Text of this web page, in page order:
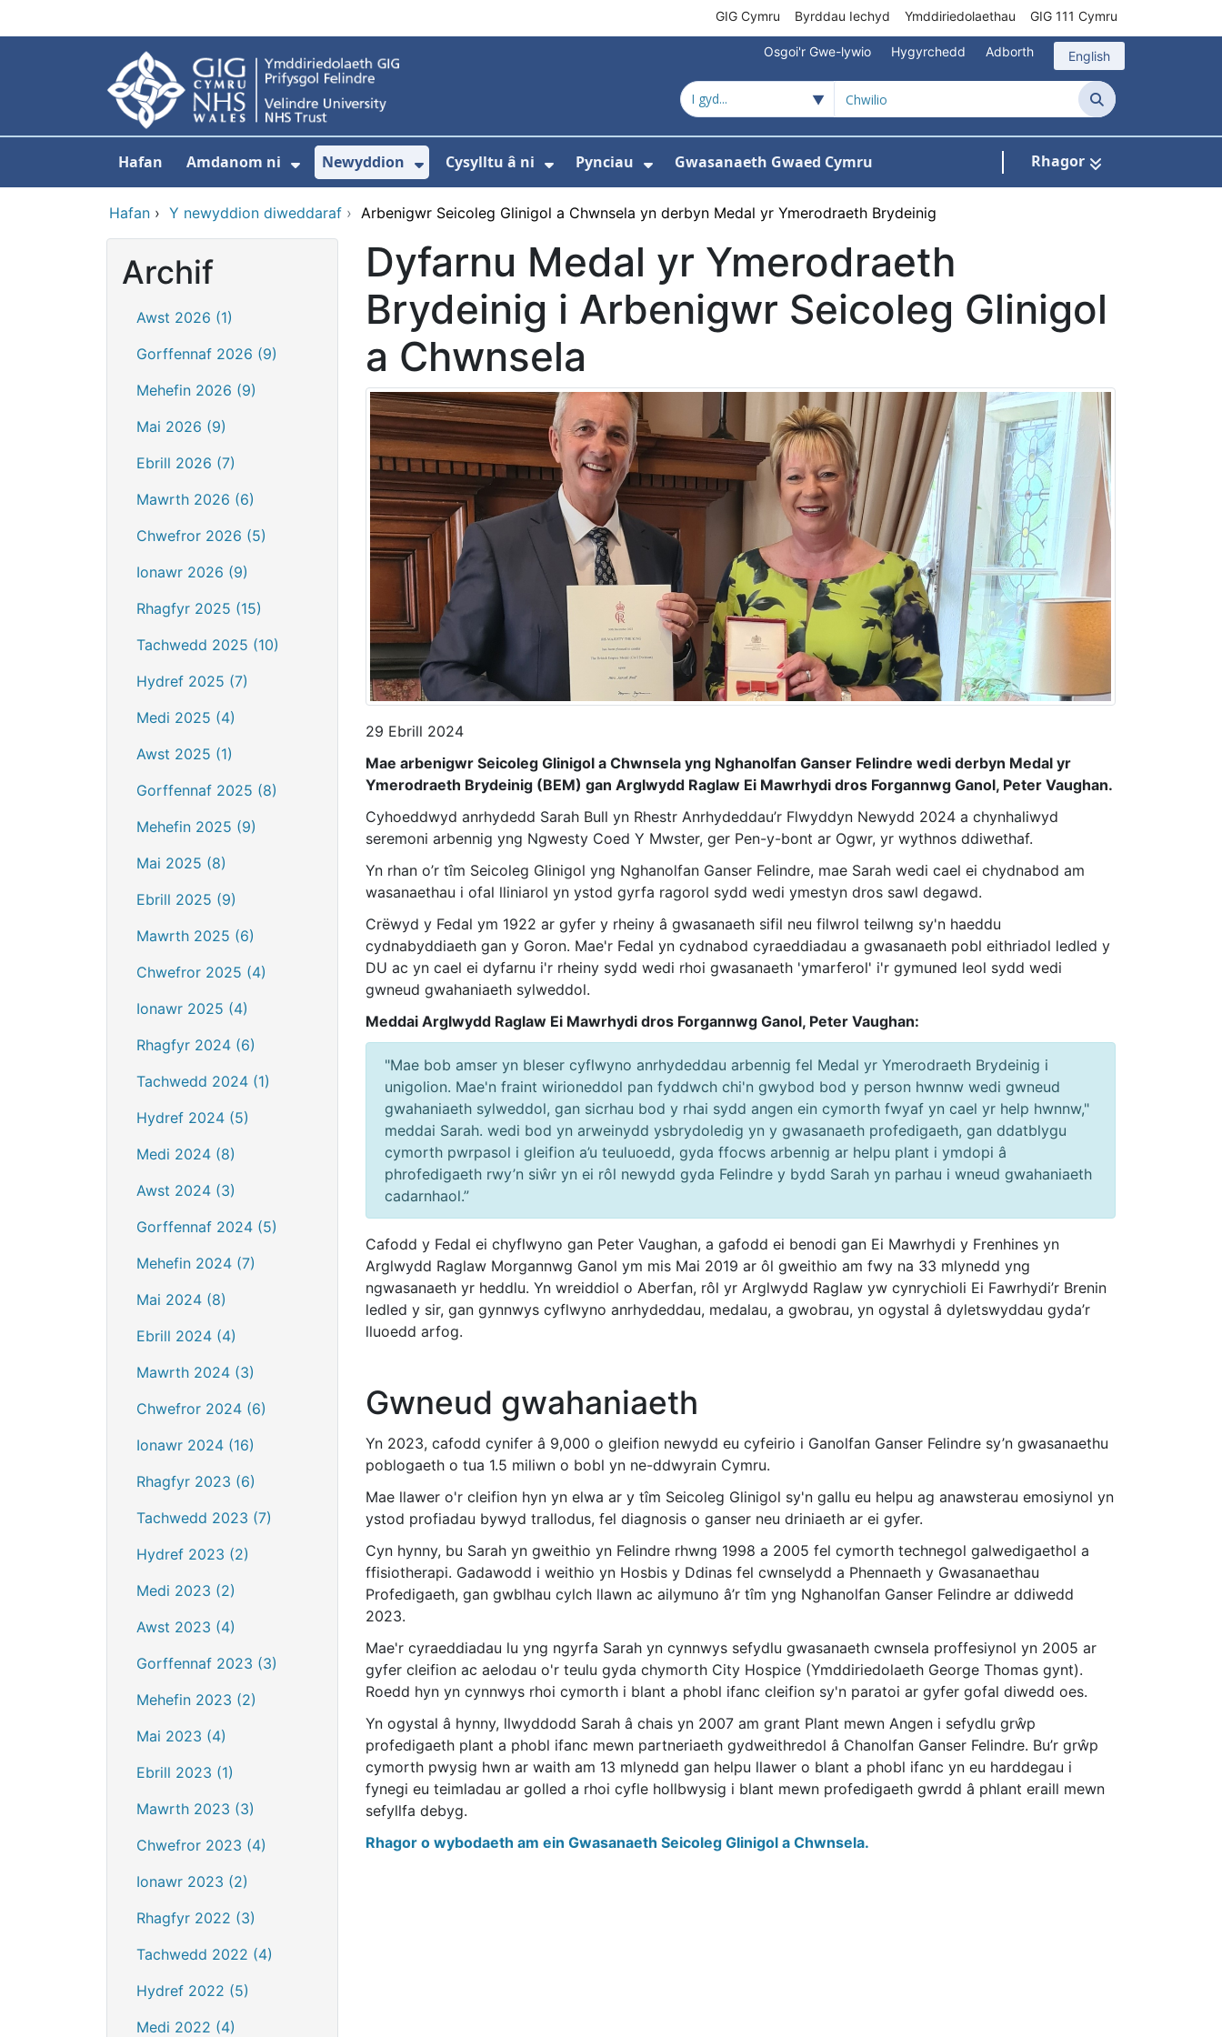
GIG Cymru Byrddau Iechyd Ymddiriedolaethau GIG 111 Cymru
Osgoi'r Gwe-lywio Hygyrchedd Adborth English
Chwilio
Hafan Amdanom ni
Dangos isddewislen ar gyfer Amdanom ni
Newyddion
Dangos isddewislen ar gyfer Newyddion
Cysylltu â ni Pynciau Gwasanaeth Gwaed Cymru Rhagor
Hafan › Y newyddion diweddaraf › Arbenigwr Seicoleg Glinigol a Chwnsela yn derbyn Medal yr Ymerodraeth Brydeinig
Archif
Awst 2026 (1)
Gorffennaf 2026 (9)
Mehefin 2026 (9)
Mai 2026 (9)
Ebrill 2026 (7)
Mawrth 2026 (6)
Chwefror 2026 (5)
Ionawr 2026 (9)
Rhagfyr 2025 (15)
Tachwedd 2025 (10)
Hydref 2025 (7)
Medi 2025 (4)
Awst 2025 (1)
Gorffennaf 2025 (8)
Mehefin 2025 (9)
Mai 2025 (8)
Ebrill 2025 (9)
Mawrth 2025 (6)
Chwefror 2025 (4)
Ionawr 2025 (4)
Rhagfyr 2024 (6)
Tachwedd 2024 (1)
Hydref 2024 (5)
Medi 2024 (8)
Awst 2024 (3)
Gorffennaf 2024 (5)
Mehefin 2024 (7)
Mai 2024 (8)
Ebrill 2024 (4)
Mawrth 2024 (3)
Chwefror 2024 (6)
Ionawr 2024 (16)
Rhagfyr 2023 (6)
Tachwedd 2023 (7)
Hydref 2023 (2)
Medi 2023 (2)
Awst 2023 (4)
Gorffennaf 2023 (3)
Mehefin 2023 (2)
Mai 2023 (4)
Ebrill 2023 (1)
Mawrth 2023 (3)
Chwefror 2023 (4)
Ionawr 2023 (2)
Rhagfyr 2022 (3)
Tachwedd 2022 (4)
Hydref 2022 (5)
Medi 2022 (4)
Dyfarnu Medal yr Ymerodraeth
Brydeinig i Arbenigwr Seicoleg Glinigol
a Chwnsela
29 Ebrill 2024
Mae arbenigwr Seicoleg Glinigol a Chwnsela yng Nghanolfan Ganser Felindre wedi derbyn Medal yr
Ymerodraeth Brydeinig (BEM) gan Arglwydd Raglaw Ei Mawrhydi dros Forgannwg Ganol, Peter Vaughan.
Cyhoeddwyd anrhydedd Sarah Bull yn Rhestr Anrhydeddau’r Flwyddyn Newydd 2024 a chynhaliwyd
seremoni arbennig yng Ngwesty Coed Y Mwster, ger Pen-y-bont ar Ogwr, yr wythnos ddiwethaf.
Yn rhan o’r tîm Seicoleg Glinigol yng Nghanolfan Ganser Felindre, mae Sarah wedi cael ei chydnabod am
wasanaethau i ofal lliniarol yn ystod gyrfa ragorol sydd wedi ymestyn dros sawl degawd.
Crëwyd y Fedal ym 1922 ar gyfer y rheiny â gwasanaeth sifil neu filwrol teilwng sy'n haeddu
cydnabyddiaeth gan y Goron. Mae'r Fedal yn cydnabod cyraeddiadau a gwasanaeth pobl eithriadol ledled y
DU ac yn cael ei dyfarnu i'r rheiny sydd wedi rhoi gwasanaeth 'ymarferol' i'r gymuned leol sydd wedi
gwneud gwahaniaeth sylweddol.
Meddai Arglwydd Raglaw Ei Mawrhydi dros Forgannwg Ganol, Peter Vaughan:
"Mae bob amser yn bleser cyflwyno anrhydeddau arbennig fel Medal yr Ymerodraeth Brydeinig i
unigolion. Mae'n fraint wirioneddol pan fyddwch chi'n gwybod bod y person hwnnw wedi gwneud
gwahaniaeth sylweddol, gan sicrhau bod y rhai sydd angen ein cymorth fwyaf yn cael yr help hwnnw,"
meddai Sarah. wedi bod yn arweinydd ysbrydoledig yn y gwasanaeth profedigaeth, gan ddatblygu
cymorth pwrpasol i gleifion a’u teuluoedd, gyda ffocws arbennig ar helpu plant i ymdopi â
phrofedigaeth rwy’n siŵr yn ei rôl newydd gyda Felindre y bydd Sarah yn parhau i wneud gwahaniaeth
cadarnhaol.”
Cafodd y Fedal ei chyflwyno gan Peter Vaughan, a gafodd ei benodi gan Ei Mawrhydi y Frenhines yn
Arglwydd Raglaw Morgannwg Ganol ym mis Mai 2019 ar ôl gweithio am fwy na 33 mlynedd yng
ngwasanaeth yr heddlu. Yn wreiddiol o Aberfan, rôl yr Arglwydd Raglaw yw cynrychioli Ei Fawrhydi’r Brenin
ledled y sir, gan gynnwys cyflwyno anrhydeddau, medalau, a gwobrau, yn ogystal â dyletswyddau gyda’r
lluoedd arfog.
Gwneud gwahaniaeth
Yn 2023, cafodd cynifer â 9,000 o gleifion newydd eu cyfeirio i Ganolfan Ganser Felindre sy’n gwasanaethu
poblogaeth o tua 1.5 miliwn o bobl yn ne-ddwyrain Cymru.
Mae llawer o'r cleifion hyn yn elwa ar y tîm Seicoleg Glinigol sy'n gallu eu helpu ag anawsterau emosiynol yn
ystod profiadau bywyd trallodus, fel diagnosis o ganser neu driniaeth ar ei gyfer.
Cyn hynny, bu Sarah yn gweithio yn Felindre rhwng 1998 a 2005 fel cymorth technegol galwedigaethol a
ffisiotherapi. Gadawodd i weithio yn Hosbis y Ddinas fel cwnselydd a Phennaeth y Gwasanaethau
Profedigaeth, gan gwblhau cylch llawn ac ailymuno â’r tîm yng Nghanolfan Ganser Felindre ar ddiwedd
2023.
Mae'r cyraeddiadau lu yng ngyrfa Sarah yn cynnwys sefydlu gwasanaeth cwnsela proffesiynol yn 2005 ar
gyfer cleifion ac aelodau o'r teulu gyda chymorth City Hospice (Ymddiriedolaeth George Thomas gynt).
Roedd hyn yn cynnwys rhoi cymorth i blant a phobl ifanc cleifion sy'n paratoi ar gyfer gofal diwedd oes.
Yn ogystal â hynny, llwyddodd Sarah â chais yn 2007 am grant Plant mewn Angen i sefydlu grŵp
profedigaeth plant a phobl ifanc mewn partneriaeth gydweithredol â Chanolfan Ganser Felindre. Bu’r grŵp
cymorth pwysig hwn ar waith am 13 mlynedd gan helpu llawer o blant a phobl ifanc yn eu harddegau i
fynegi eu teimladau ar golled a rhoi cyfle hollbwysig i blant mewn profedigaeth gwrdd â phlant eraill mewn
sefyllfa debyg.
Rhagor o wybodaeth am ein Gwasanaeth Seicoleg Glinigol a Chwnsela.